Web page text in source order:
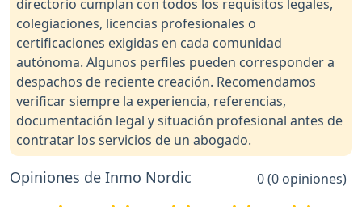
directorio cumplan con todos los requisitos legales,
colegiaciones, licencias profesionales o
certificaciones exigidas en cada comunidad
autónoma. Algunos perfiles pueden corresponder a
despachos de reciente creación. Recomendamos
verificar siempre la experiencia, referencias,
documentación legal y situación profesional antes de
contratar los servicios de un abogado.
Opiniones de Inmo Nordic 0 (0 opiniones)